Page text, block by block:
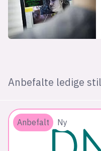
Anbefalte ledige
Anbefalt Ny